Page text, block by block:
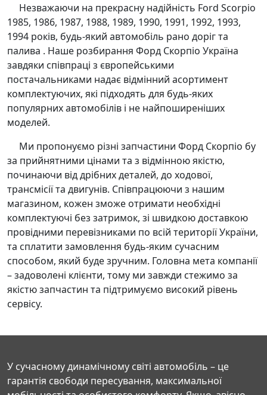
Незважаючи на прекрасну надійність Ford Scorpio
1985, 1986, 1987, 1988, 1989, 1990, 1991, 1992, 1993,
1994 років, будь-який автомобіль рано доріг та
палива . Наше розбирання Форд Скорпіо Україна
завдяки співпраці з європейськими
постачальниками надає відмінний асортимент
комплектуючих, які підходять для будь-яких
популярних автомобілів і не найпоширеніших
моделей.
Ми пропонуємо різні запчастини Форд Скорпіо бу
за прийнятними цінами та з відмінною якістю,
починаючи від дрібних деталей, до ходової,
трансмісії та двигунів. Співпрацюючи з нашим
магазином, кожен зможе отримати необхідні
комплектуючі без затримок, зі швидкою доставкою
провідними перевізниками по всій території України,
та сплатити замовлення будь-яким сучасним
способом, який буде зручним. Головна мета компанії
– задоволені клієнти, тому ми завжди стежимо за
якістю запчастин та підтримуємо високий рівень
сервісу.
У сучасному динамічному світі автомобіль – це
гарантія свободи пересування, максимальної